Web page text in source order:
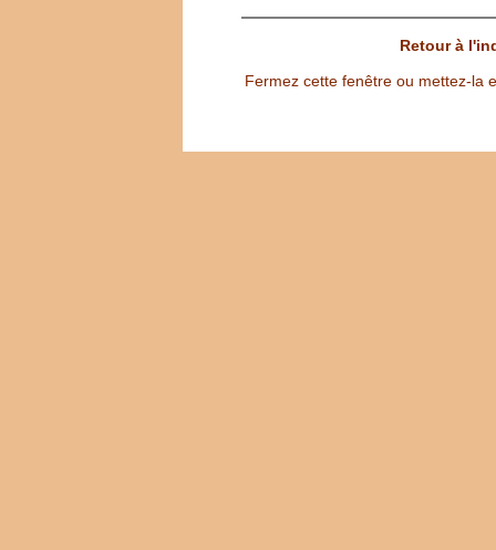
Retour à
Fermez cette fenêtre ou mettez-la